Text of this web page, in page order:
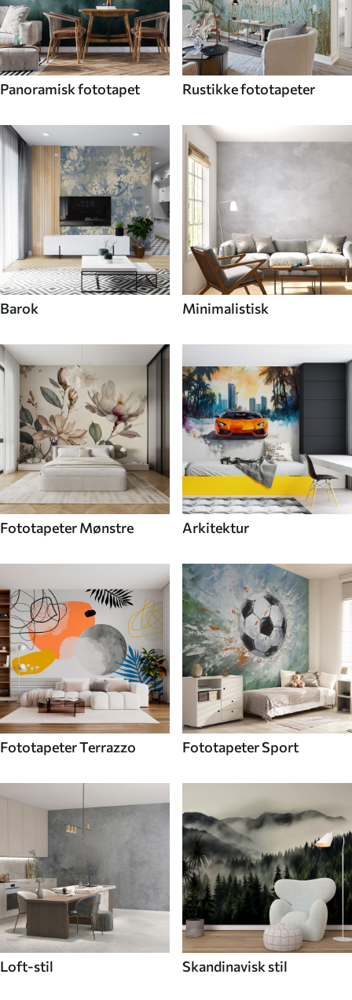
Panoramisk fototapet Rustikke fototapeter
Barok Minimalistisk
Fototapeter Mønstre Arkitektur
Fototapeter Terrazzo Fototapeter Sport
Loft-stil Skandinavisk stil